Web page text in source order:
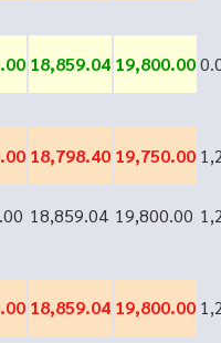
18,859.04 19,800.00
18,798.40 19,750.00
18,859.04 19,800.00
18,859.04 19,800.00